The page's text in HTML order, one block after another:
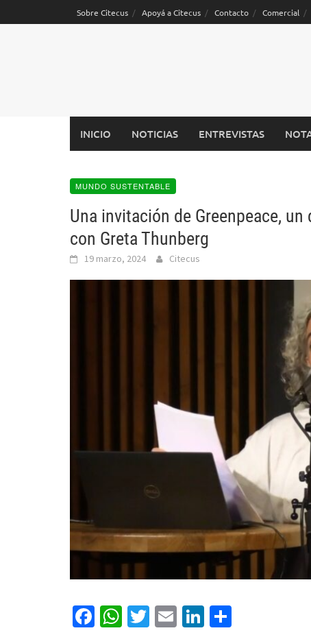
Sobre Citecus Apoyá a Citecus Contacto Comercial
INICIO NOTICIAS ENTREVISTAS
MUNDO SUSTENTABLE
Una invitación de Greenpeace,
con Greta Thunberg
19 marzo, 2024 Citecus
Facebook
WhatsApp
Twitter
EmailLinkedIn